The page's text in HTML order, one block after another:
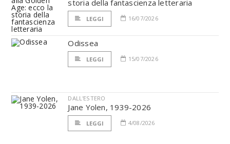
storia della fantascienza letteraria
LEGGI 16/07/2026
Odissea
LEGGI 15/07/2026
DALL'ESTERO
Jane Yolen, 1939-2026
LEGGI 4/08/2026